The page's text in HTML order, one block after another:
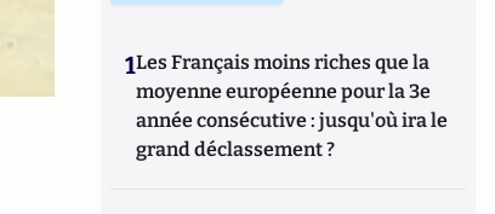
1Les Français moins riches que la
moyenne européenne pour la 3e
année consécutive : jusqu'où ira le
grand déclassement ?